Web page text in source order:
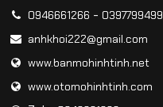
0946661266 - 0397799499
anhkhoi222@gmail.com
www.banmohinhtinh.net
www.otomohinhtinh.com